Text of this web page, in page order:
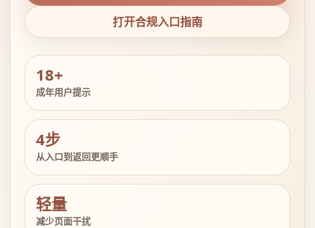
打开合规入口指南
18+
成年用户提示
4步
从入口到返回更顺手
轻量
减少页面干扰